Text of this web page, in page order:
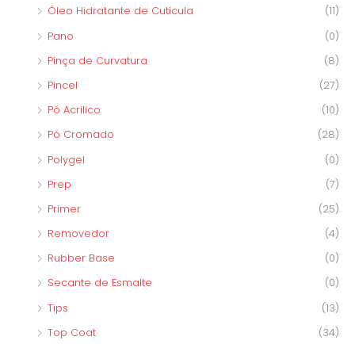
Óleo Hidratante de Cutícula
(11)
Pano
(0)
Pinça de Curvatura
(8)
Pincel
(27)
Pó Acrilico
(10)
Pó Cromado
(28)
Polygel
(0)
Prep
(7)
Primer
(25)
Removedor
(4)
Rubber Base
(0)
Secante de Esmalte
(0)
Tips
(13)
Top Coat
(34)